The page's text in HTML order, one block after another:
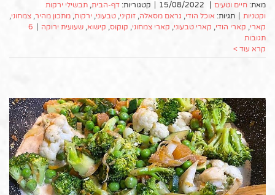
מאת: חיים וטעים 15/08/2022 קטגוריות: דף-הבית, תבשילי ירקות
וקטניות
תגיות: אוכל הודי, גראם מסאלה, זוקיני, טבעוני, ירקות, מתכון מהיר, צמחוני,
קארי, קארי הודי, קארי טבעוני, קארי צמחוני, קוקוס, קישוא, שעועית ירוקה
6
תגובות
קרא עוד >